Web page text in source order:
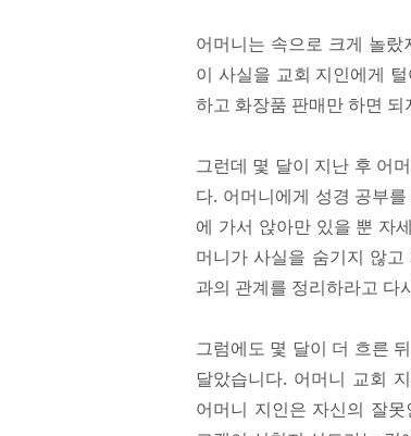
어머니는 속으로 크게 놀
이 사실을 교회 지인에게
하고 화장품 판매만 하면
그런데 몇 달이 지난 후 어
다. 어머니에게 성경 공부
에 가서 앉아만 있을 뿐 자
머니가 사실을 숨기지 않
과의 관계를 정리하라고 다
그럼에도 몇 달이 더 흐른
달았습니다. 어머니 교회
어머니 지인은 자신의 잘